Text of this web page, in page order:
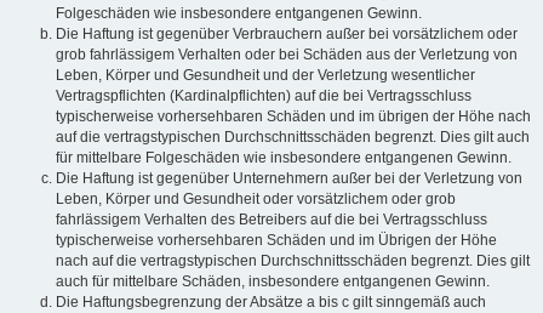
Folgeschäden wie insbesondere entgangenen Gewinn.
Die Haftung ist gegenüber Verbrauchern außer bei vorsätzlichem oder
grob fahrlässigem Verhalten oder bei Schäden aus der Verletzung von
Leben, Körper und Gesundheit und der Verletzung wesentlicher
Vertragspflichten (Kardinalpflichten) auf die bei Vertragsschluss
typischerweise vorhersehbaren Schäden und im übrigen der Höhe nach
auf die vertragstypischen Durchschnittsschäden begrenzt. Dies gilt auch
für mittelbare Folgeschäden wie insbesondere entgangenen Gewinn.
Die Haftung ist gegenüber Unternehmern außer bei der Verletzung von
Leben, Körper und Gesundheit oder vorsätzlichem oder grob
fahrlässigem Verhalten des Betreibers auf die bei Vertragsschluss
typischerweise vorhersehbaren Schäden und im Übrigen der Höhe
nach auf die vertragstypischen Durchschnittsschäden begrenzt. Dies gilt
auch für mittelbare Schäden, insbesondere entgangenen Gewinn.
Die Haftungsbegrenzung der Absätze a bis c gilt sinngemäß auch